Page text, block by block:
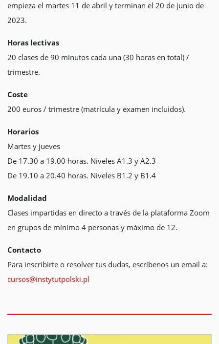
empieza el martes 11 de abril y terminan el 20 de junio de
2023.
Horas lectivas
20 clases de 90 minutos cada una (30 horas en total) /
trimestre.
Coste
200 euros / trimestre (matrícula y examen incluidos).
Horarios
Martes y jueves
De 17.30 a 19.00 horas. Niveles A1.3 y A2.3
De 19.10 a 20.40 horas. Niveles B1.2 y B1.4
Modalidad
Clases impartidas en directo a través de la plataforma Zoom
en grupos de mínimo 4 personas y máximo de 12.
Contacto
Para inscribirte o resolver tus dudas, escríbenos un email a:
cursos@instytutpolski.pl